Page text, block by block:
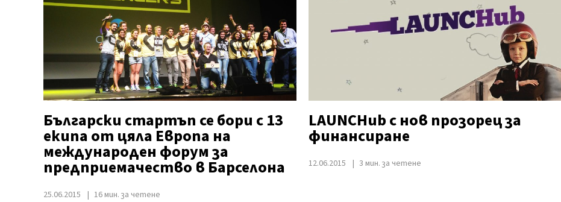
Български стартъп се бори с 13
екипа от цяла Европа на
международен форум за
предприемачество в Барселона
25.06.2015 16 мин. за четене
LAUNCHub с нов прозорец за
финансиране
12.06.2015 3 мин. за четене